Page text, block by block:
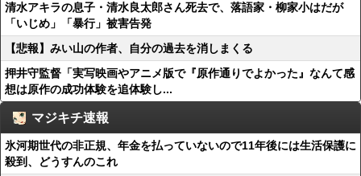
清水アキラの息子・清水良太郎さん死去で、落語家・柳家小はだが
「いじめ」「暴行」被害告発
【悲報】みい山の作者、自分の過去を消しまくる
押井守監督「実写映画やアニメ版で『原作通りでよかった』なんて感
想は原作の成功体験を追体験し...
マジキチ速報
氷河期世代の非正規、年金を払っていないので11年後には生活保護に
殺到、どうすんのこれ